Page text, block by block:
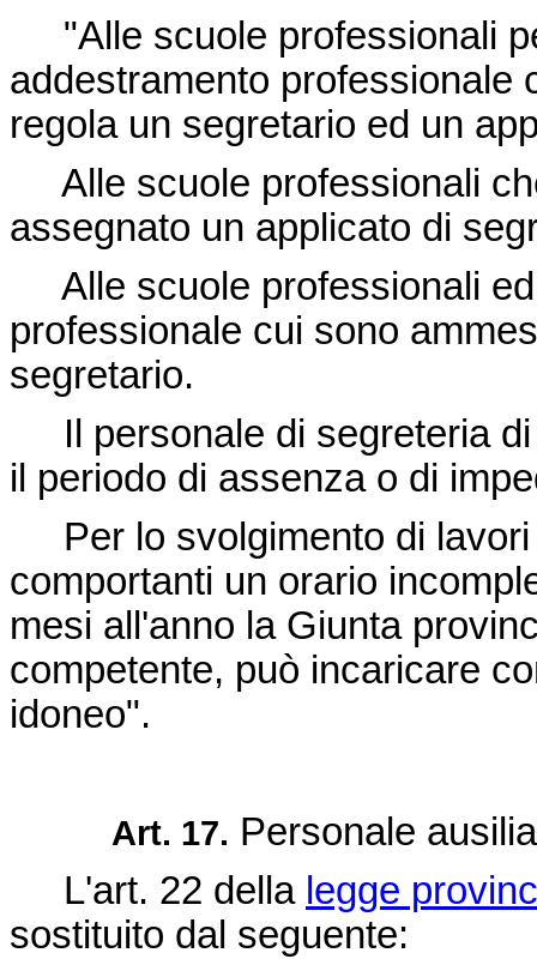
"Alle scuole professionali
addestramento professionale
regola un segretario ed un
Alle scuole professionali
assegnato un applicato di
Alle scuole professionali
professionale cui sono
segretario.
Il personale di segreteria di
il periodo di assenza o di
Per lo svolgimento di lavori
comportanti un orario
mesi all'anno la Giunta
competente, può incaricare
idoneo".
Art. 17. Personale
L'art. 22 della legge
sostituito dal seguente: